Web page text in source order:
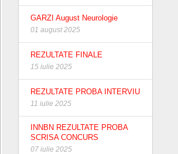
GARZI August Neurologie
01 august 2025
REZULTATE FINALE
15 iulie 2025
REZULTATE PROBA INTERVIU
11 iulie 2025
INNBN REZULTATE PROBA
SCRISA CONCURS
07 iulie 2025